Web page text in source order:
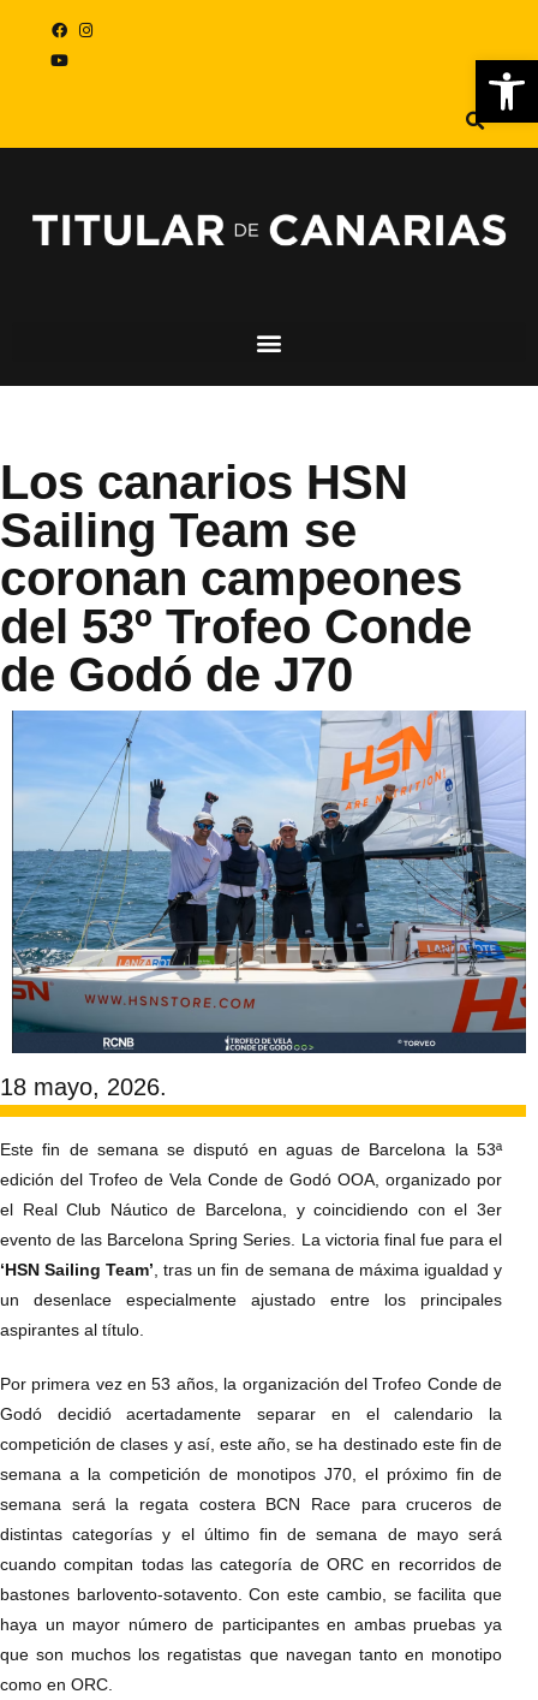
Los canarios HSN
Sailing Team se
coronan campeones
del 53º Trofeo Conde
de Godó de J70
18 mayo, 2026.
Este fin de semana se disputó en aguas de Barcelona la 53ª
edición del Trofeo de Vela Conde de Godó OOA, organizado por
el Real Club Náutico de Barcelona, y coincidiendo con el 3er
evento de las Barcelona Spring Series. La victoria final fue para el
‘HSN Sailing Team’ , tras un fin de semana de máxima igualdad y
un desenlace especialmente ajustado entre los principales
aspirantes al título.
Por primera vez en 53 años, la organización del Trofeo Conde de
Godó decidió acertadamente separar en el calendario la
competición de clases y así, este año, se ha destinado este fin de
semana a la competición de monotipos J70, el próximo fin de
semana será la regata costera BCN Race para cruceros de
distintas categorías y el último fin de semana de mayo será
cuando compitan todas las categoría de ORC en recorridos de
bastones barlovento-sotavento. Con este cambio, se facilita que
haya un mayor número de participantes en ambas pruebas ya
que son muchos los regatistas que navegan tanto en monotipo
como en ORC.